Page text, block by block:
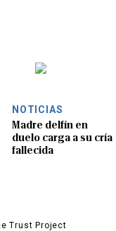
NOTICIAS
Madre delfín en
duelo carga a su cría
fallecida